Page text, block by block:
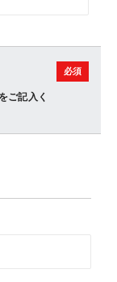
ご記入く